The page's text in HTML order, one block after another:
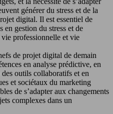
générer du stress et de la
digital. Il est essentiel de
en gestion du stress et de
professionnelle et vie
de projet digital de demain
en analyse prédictive, en
outils collaboratifs et en
et sociétaux du marketing
de s’adapter aux changements
complexes dans un